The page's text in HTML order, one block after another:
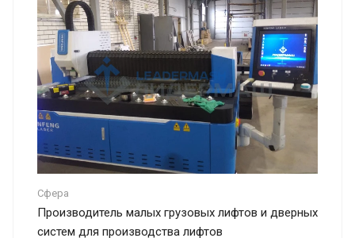
Сфера
Производитель малых грузовых лифтов и дверных
систем для производства лифтов